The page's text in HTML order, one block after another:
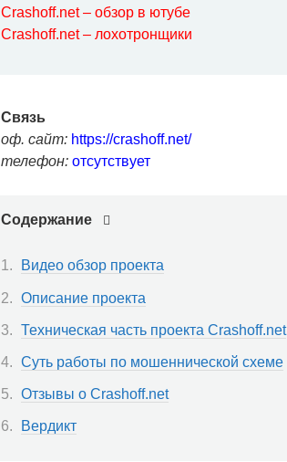
Crashoff.net – обзор в ютубе
Crashoff.net – лохотронщики
Связь
оф. сайт: https://crashoff.net/
телефон: отсутствует
Содержание
Видео обзор проекта
Описание проекта
Техническая часть проекта Crashoff.net
Суть работы по мошеннической схеме
Отзывы о Crashoff.net
Вердикт